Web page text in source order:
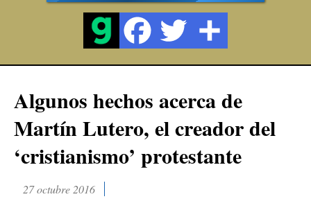
Algunos hechos acerca de
Martín Lutero, el creador del
‘cristianismo’ protestante
27 octubre 2016